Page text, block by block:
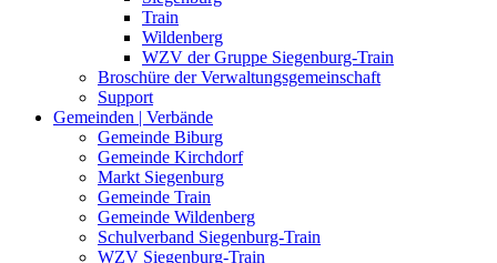
Train
Wildenberg
WZV der Gruppe Siegenburg-Train
Broschüre der Verwaltungsgemeinschaft
Support
Gemeinden | Verbände
Gemeinde Biburg
Gemeinde Kirchdorf
Markt Siegenburg
Gemeinde Train
Gemeinde Wildenberg
Schulverband Siegenburg-Train
WZV Siegenburg-Train